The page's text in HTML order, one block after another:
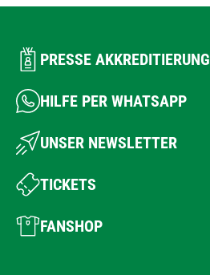
PRESSE AKKREDITIERUNG
HILFE PER WHATSAPP
UNSER NEWSLETTER
TICKETS
FANSHOP